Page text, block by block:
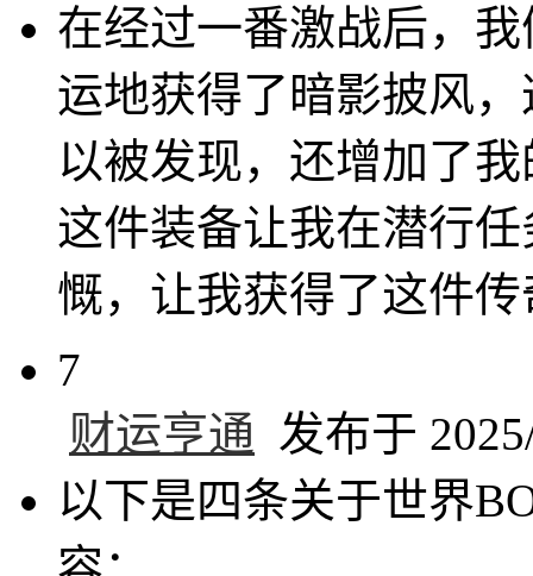
在经过一番激战后，
运地获得了暗影披风
以被发现，还增加了
这件装备让我在潜行
慨，让我获得了这件
7
财运亨通 发布于
以下是四条关于世界